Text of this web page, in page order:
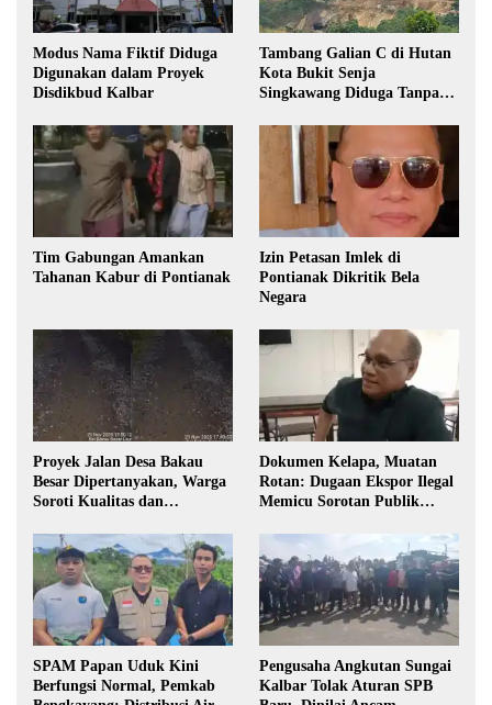
Modus Nama Fiktif Diduga
Digunakan dalam Proyek
Disdikbud Kalbar
Tambang Galian C di Hutan
Kota Bukit Senja
Singkawang Diduga Tanpa
Tim Gabungan Amankan
Tahanan Kabur di Pontianak
Izin Petasan Imlek di
Pontianak Dikritik Bela
Negara
Proyek Jalan Desa Bakau
Besar Dipertanyakan, Warga
Soroti Kualitas dan
Pembangunan
Dokumen Kelapa, Muatan
Rotan: Dugaan Ekspor Ilegal
Memicu Sorotan Publik
SPAM Papan Uduk Kini
Berfungsi Normal, Pemkab
Pengusaha Angkutan Sungai
Kalbar Tolak Aturan SPB